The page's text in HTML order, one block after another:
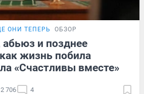
ОНИ ТЕПЕРЬ ОБЗОР
и позднее
жизнь побила
«Счастливы вместе»
2 706 4